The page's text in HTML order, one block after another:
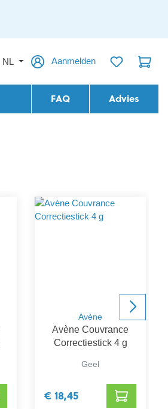
NL Aanmelden
FAQ Advies
Avène
Avène Couvrance
Correctiestick 4 g
Geel
€ 18,45